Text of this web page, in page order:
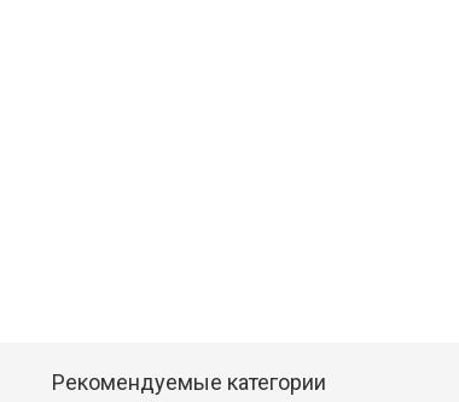
Рекомендуемые категории